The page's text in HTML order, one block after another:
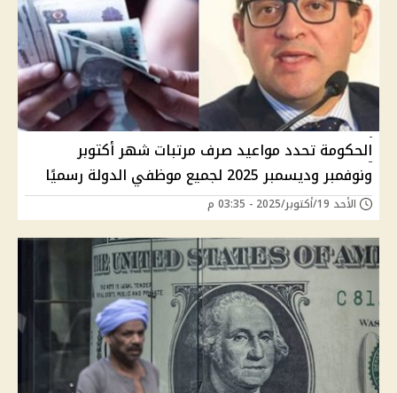
الحكومة تحدد مواعيد صرف مرتبات شهر أكتوبر
ونوفمبر وديسمبر 2025 لجميع موظفي الدولة رسميًا
الأحد 19/أكتوبر/2025 - 03:35 م